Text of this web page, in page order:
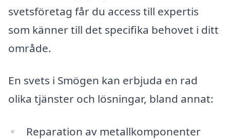
svetsföretag får du access till expertis
som känner till det specifika behovet i ditt
område.
En svets i Smögen kan erbjuda en rad
olika tjänster och lösningar, bland annat:
Reparation av metallkomponenter